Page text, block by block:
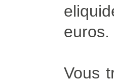
euros.
Vous